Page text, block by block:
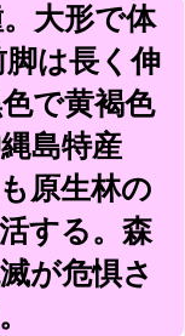
大形で体
は長く伸
で黄褐色
島特産
原生林の
する。森
が危惧さ